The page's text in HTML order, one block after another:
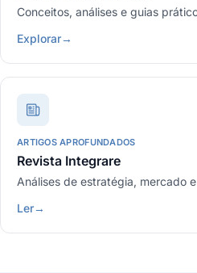
Conceitos, análises e guias
Explorar→
ARTIGOS APROFUNDADOS
Revista Integrare
Análises de estratégia, mercado
Ler→